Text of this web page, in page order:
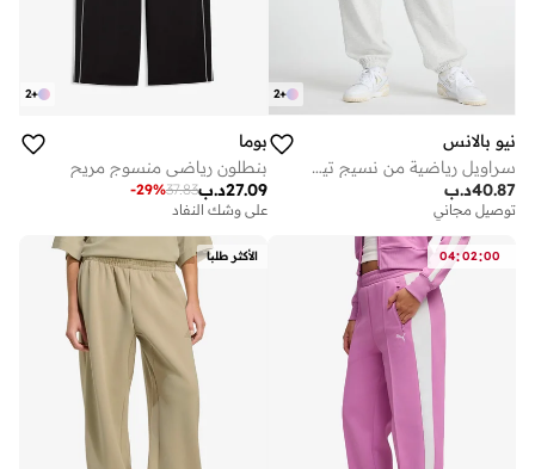
+
2
نيو بالانس
سراويل رياضية من نسيج تيري الفرنسي
د.ب40.87
توصيل مجاني
+
2
بوما
بنطلون رياضي منسوج مريح
د.ب27.09
37.83
-29%
على وشك النفاد
04:02:00 الأكثر طلبا